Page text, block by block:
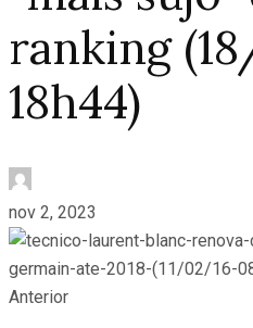
ranking
18h44)
nov 2, 2023
Anterior